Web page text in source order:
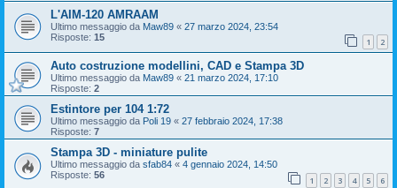
L'AIM-120 AMRAAM
Ultimo messaggio da Maw89 « 27 marzo 2024, 23:54
Risposte: 15 1 2
Auto costruzione modellini, CAD e Stampa 3D
Ultimo messaggio da Maw89 « 21 marzo 2024, 17:10
Risposte: 2
Estintore per 104 1:72
Ultimo messaggio da Poli 19 « 27 febbraio 2024, 17:38
Risposte: 7
Stampa 3D - miniature pulite
Ultimo messaggio da sfab84 « 4 gennaio 2024, 14:50
Risposte: 56 1 2 3 4 5 6